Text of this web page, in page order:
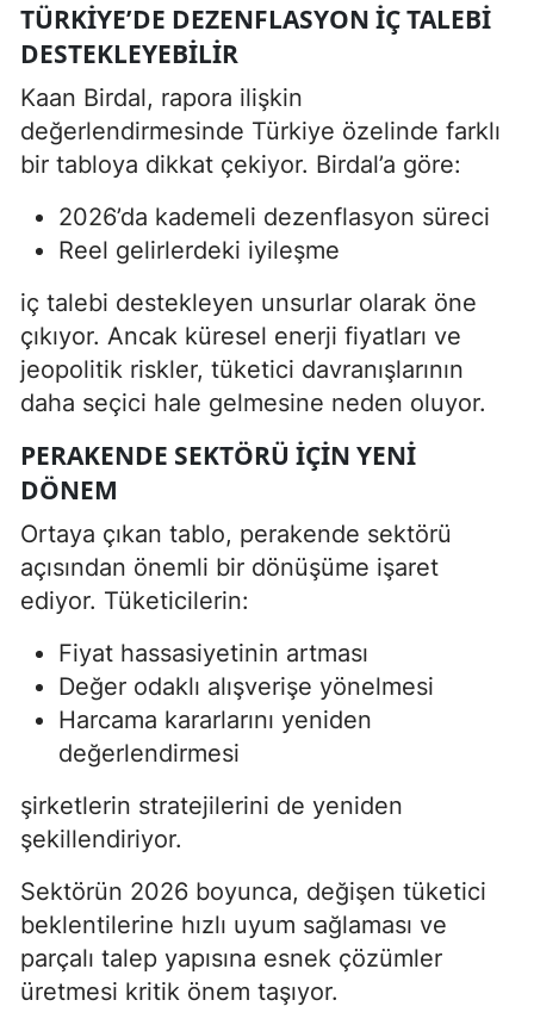
TÜRKIYE’DE DEZENFLASYON IÇ TALEBI
DESTEKLEYEBILIR
Kaan Birdal, rapora ilişkin
değerlendirmesinde Türkiye özelinde farklı
bir tabloya dikkat çekiyor. Birdal’a göre:
2026’da kademeli dezenflasyon süreci
Reel gelirlerdeki iyileşme
iç talebi destekleyen unsurlar olarak öne
çıkıyor. Ancak küresel enerji fiyatları ve
jeopolitik riskler, tüketici davranışlarının
daha seçici hale gelmesine neden oluyor.
PERAKENDE SEKTÖRÜ IÇIN YENI
DÖNEM
Ortaya çıkan tablo, perakende sektörü
açısından önemli bir dönüşüme işaret
ediyor. Tüketicilerin:
Fiyat hassasiyetinin artması
Değer odaklı alışverişe yönelmesi
Harcama kararlarını yeniden
değerlendirmesi
şirketlerin stratejilerini de yeniden
şekillendiriyor.
Sektörün 2026 boyunca, değişen tüketici
beklentilerine hızlı uyum sağlaması ve
parçalı talep yapısına esnek çözümler
üretmesi kritik önem taşıyor.